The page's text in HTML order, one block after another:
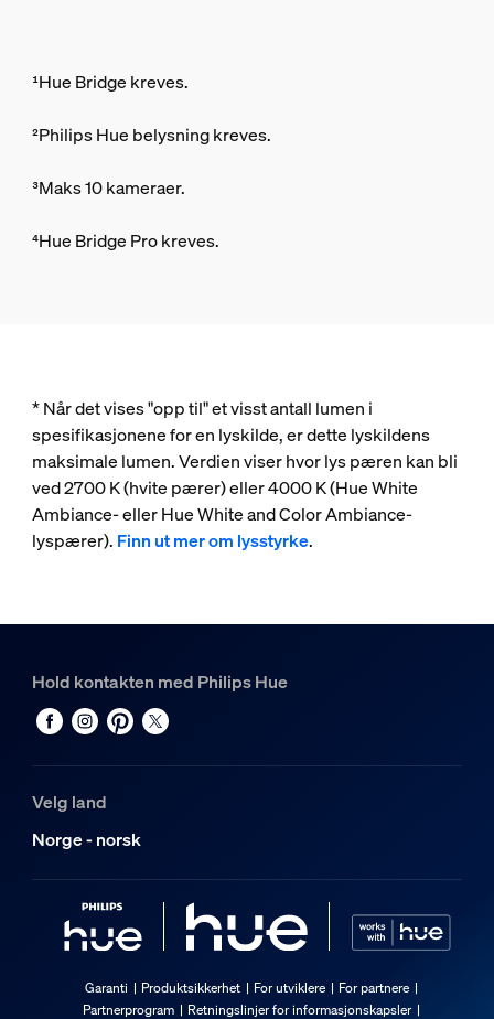
¹Hue Bridge kreves.
²Philips Hue belysning kreves.
³Maks 10 kameraer.
⁴Hue Bridge Pro kreves.
* Når det vises "opp til" et visst antall lumen i
spesifikasjonene for en lyskilde, er dette lyskildens
maksimale lumen. Verdien viser hvor lys pæren kan bli
ved 2700 K (hvite pærer) eller 4000 K (Hue White
Ambiance- eller Hue White and Color Ambiance-
lyspærer). Finn ut mer om lysstyrke.
Hold kontakten med Philips Hue
Velg land
Norge - norsk
Garanti Produktsikkerhet For utviklere
For partnere
Partnerprogram
Retningslinjer for informasjonskapsler